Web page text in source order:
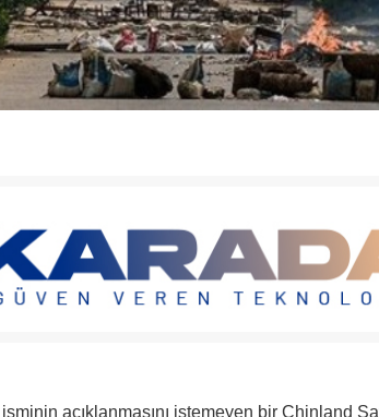
açıklanmasını istemeyen bir Chinland